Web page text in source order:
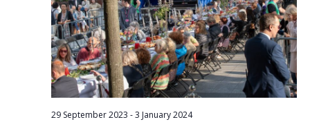
29 September 2023 -3 January 2024